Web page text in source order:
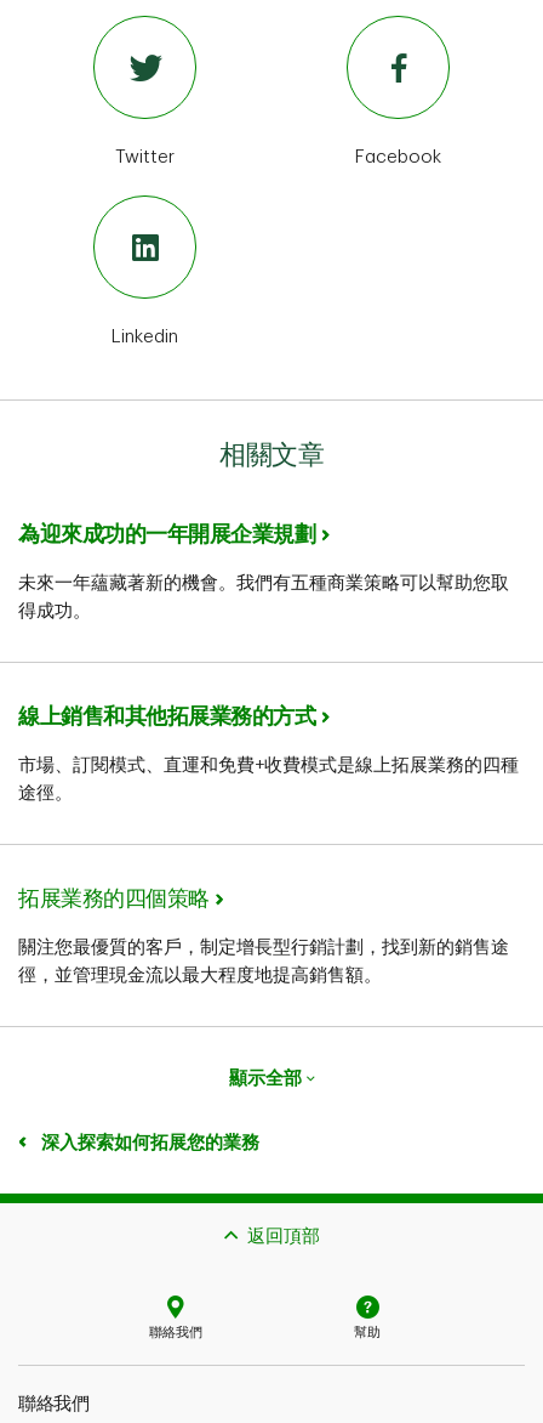
Twitter Facebook
Linkedin
相關文章
為迎來成功的一年開展企業規劃
未來一年蘊藏著新的機會。我們有五種商業策略可以幫助您取
得成功。
線上銷售和其他拓展業務的方式
市場、訂閱模式、直運和免費+收費模式是線上拓展業務的四種
途徑。
拓展業務的四個策略
關注您最優質的客戶，制定增長型行銷計劃，找到新的銷售途
徑，並管理現金流以最大程度地提高銷售額。
顯示全部
深入探索如何拓展您的業務
返回頂部
聯絡我們 幫助
聯絡我們